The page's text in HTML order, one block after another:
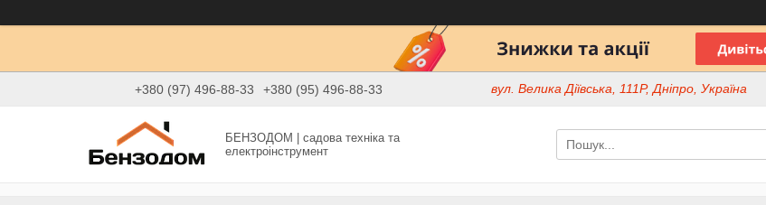
+380 (97) 496-88-33 +380 (95) 496-88-33 вул. Велика Діївська, 111Р, Дніпро, Україна
БЕНЗОДОМ | садова техніка та
електроінструмент